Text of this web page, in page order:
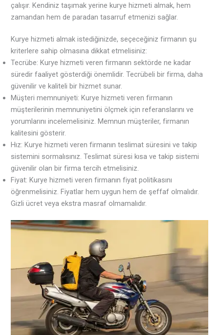
çalışır. Kendiniz taşımak yerine kurye hizmeti almak, hem
zamandan hem de paradan tasarruf etmenizi sağlar.
Kurye hizmeti almak istediğinizde, seçeceğiniz firmanın şu
kriterlere sahip olmasına dikkat etmelisiniz:
Tecrübe: Kurye hizmeti veren firmanın sektörde ne kadar
süredir faaliyet gösterdiği önemlidir. Tecrübeli bir firma, daha
güvenilir ve kaliteli bir hizmet sunar.
Müşteri memnuniyeti: Kurye hizmeti veren firmanın
müşterilerinin memnuniyetini ölçmek için referanslarını ve
yorumlarını incelemelisiniz. Memnun müşteriler, firmanın
kalitesini gösterir.
Hız: Kurye hizmeti veren firmanın teslimat süresini ve takip
sistemini sormalısınız. Teslimat süresi kısa ve takip sistemi
güvenilir olan bir firma tercih etmelisiniz.
Fiyat: Kurye hizmeti veren firmanın fiyat politikasını
öğrenmelisiniz. Fiyatlar hem uygun hem de şeffaf olmalıdır.
Gizli ücret veya ekstra masraf olmamalıdır.